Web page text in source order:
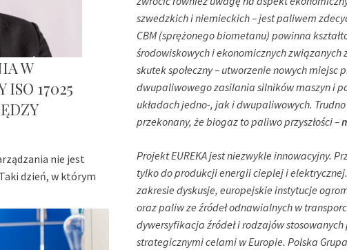
szwedzkich i niemieckich – jest paliwem
CBM (sprężonego biometanu) powinna
środowiskowych i ekonomicznych
skutek społeczny – utworzenie nowych
dwupaliwowego zasilania silników maszyn i
układach jedno-, jak i dwupaliwowych.
przekonany, że biogaz to paliwo przyszłości –
Projekt EUREKA jest niezwykle innowacyjny.
tylko do produkcji energii cieplej i
zakresie dyskusje, europejskie instytucje
oraz paliw ze źródeł odnawialnych w
dywersyfikacja źródeł i rodzajów
strategicznymi celami w Europie. Polska
W
ISO 17025
nie jest
dzień, w którym